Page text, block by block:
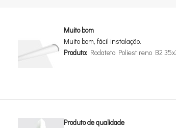
Muito bom
Muito bom, fácil instalação.
Produto: Rodateto Poliestireno B2
Produto de qualidade